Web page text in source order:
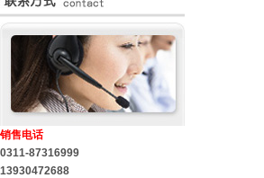
销售电话
0311-87316999
13930472688